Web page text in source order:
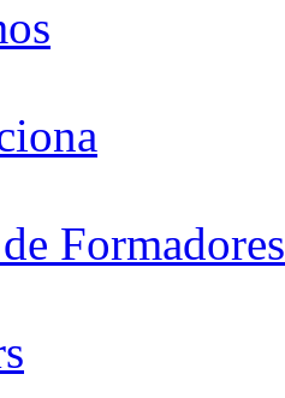
Formadores